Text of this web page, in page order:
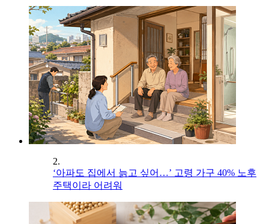
2.
‘아파도 집에서 늙고 싶어…’ 고령 가구 40% 노후
주택이라 어려워